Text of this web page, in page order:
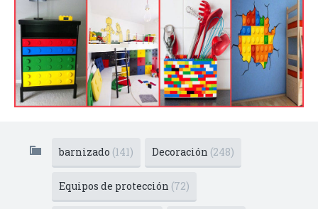
barnizado (141) Decoración (248)
Equipos de protección (72)